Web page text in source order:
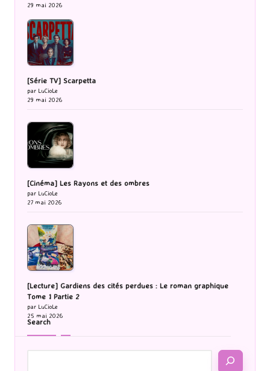
29 mai 2026
[Série TV] Scarpetta
par LuCioLe
29 mai 2026
[Cinéma] Les Rayons et des ombres
par LuCioLe
27 mai 2026
[Lecture] Gardiens des cités perdues : Le roman graphique
Tome 1 Partie 2
par LuCioLe
25 mai 2026
Search